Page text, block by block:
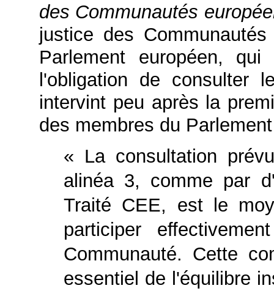
des Communautés
justice des Communautés
Parlement européen,
l'obligation de consulter
intervint peu après la
des membres du
« La consultation
alinéa 3, comme par
Traité CEE, est le
participer
Communauté. Cette
essentiel de l'équilibre